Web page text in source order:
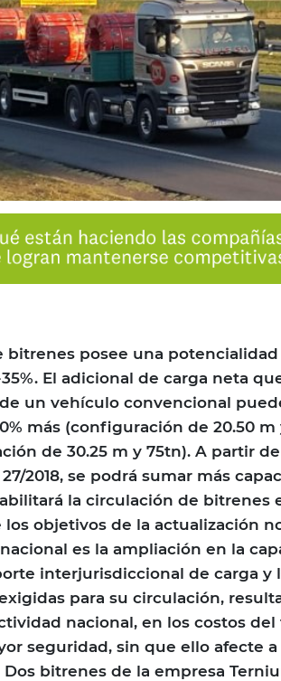
bitrenes posee una
El adicional de carga neta
un vehículo convencional
más (configuración de 20.50 m
de 30.25 m y 75tn). A partir
2018, se podrá sumar más
la circulación de bitrenes
los objetivos de la actualización
es la ampliación en la
interjurisdiccional de carga y
para su circulación,
nacional, en los costos
seguridad, sin que ello afecte
bitrenes de la empresa